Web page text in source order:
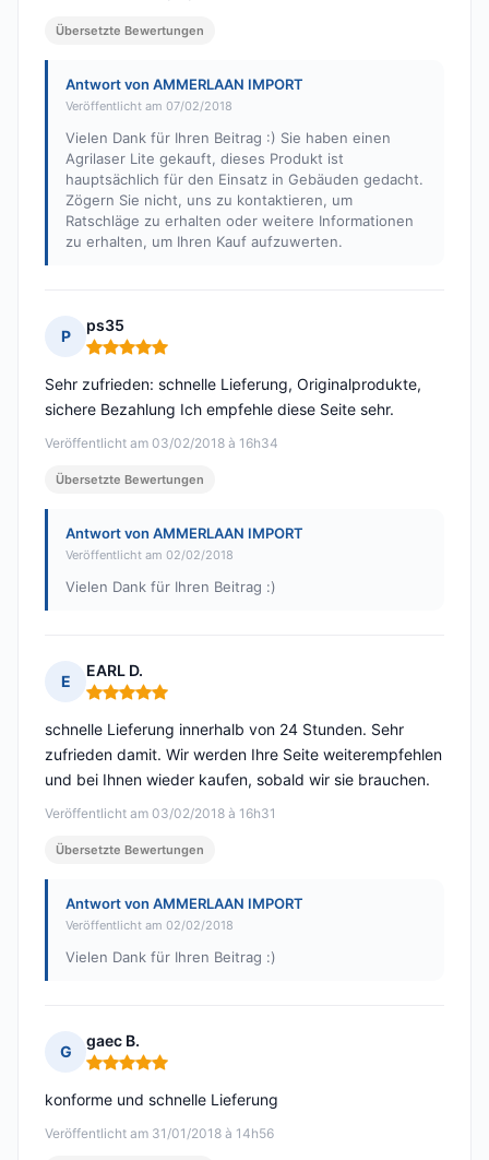
Übersetzte Bewertungen
Antwort von AMMERLAAN IMPORT
Veröffentlicht am 07/02/2018
Vielen Dank für Ihren Beitrag :) Sie haben einen
Agrilaser Lite gekauft, dieses Produkt ist
hauptsächlich für den Einsatz in Gebäuden gedacht.
Zögern Sie nicht, uns zu kontaktieren, um
Ratschläge zu erhalten oder weitere Informationen
zu erhalten, um Ihren Kauf aufzuwerten.
P
ps35
Hinweis: 5 von 5
Veröffentlicht am 03/02/2018 à 16h34
Sehr zufrieden: schnelle Lieferung, Originalprodukte,
sichere Bezahlung Ich empfehle diese Seite sehr.
Übersetzte Bewertungen
Antwort von AMMERLAAN IMPORT
Veröffentlicht am 02/02/2018
Vielen Dank für Ihren Beitrag :)
E
EARL D.
Hinweis: 5 von 5
Veröffentlicht am 03/02/2018 à 16h31
schnelle Lieferung innerhalb von 24 Stunden. Sehr
zufrieden damit. Wir werden Ihre Seite weiterempfehlen
und bei Ihnen wieder kaufen, sobald wir sie brauchen.
Übersetzte Bewertungen
Antwort von AMMERLAAN IMPORT
Veröffentlicht am 02/02/2018
Vielen Dank für Ihren Beitrag :)
G
gaec B.
Hinweis: 5 von 5
Veröffentlicht am 31/01/2018 à 14h56
konforme und schnelle Lieferung